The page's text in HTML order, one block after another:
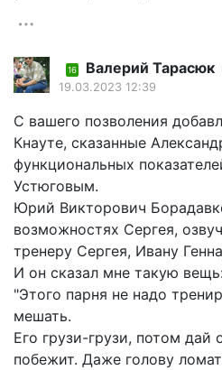
16 Валерий Тарасюк
19.03.2023 12:39
С вашего позволения
Кнауте, сказанные
функциональных
Устюговым.
Юрий Викторович
возможностях Сергея,
тренеру Сергея, Ивану
И он сказал мне такую
"Этого парня не надо
мешать.
Его грузи-грузи, потом дай
побежит. Даже голову